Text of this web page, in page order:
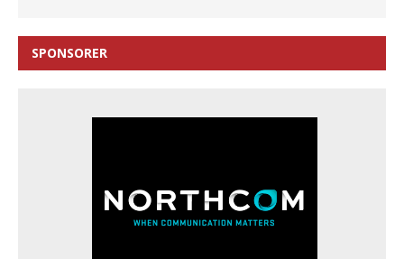
SPONSORER